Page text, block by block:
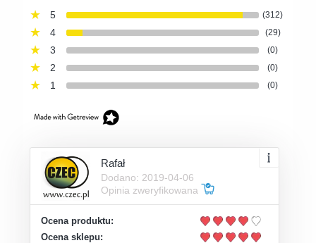
5
(312)
4 (29)
3 (0)
2 (0)
1 (0)
Rafał
Dodano: 2019-04-06
Opinia zweryfikowana
Ocena produktu:
Ocena sklepu: